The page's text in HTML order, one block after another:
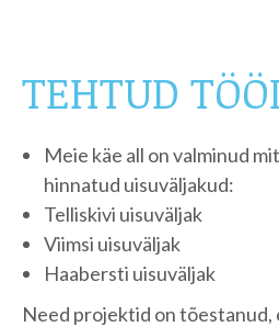
TEHTUD
Meie käe all on valminud
hinnatud uisuväljakud:
Telliskivi uisuväljak
Viimsi uisuväljak
Haabersti uisuväljak
Need projektid on tõestanud,